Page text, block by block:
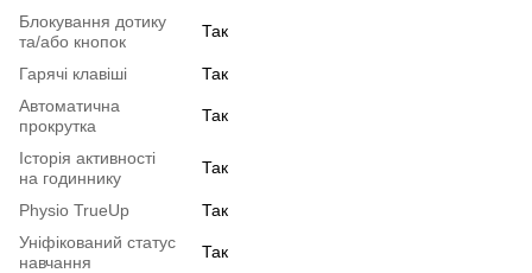
Блокування дотику
та/або кнопок
Так
Гарячі клавіші
Так
Автоматична
прокрутка
Так
Історія активності
на годиннику
Так
Physio TrueUp
Так
Уніфікований статус
навчання
Так